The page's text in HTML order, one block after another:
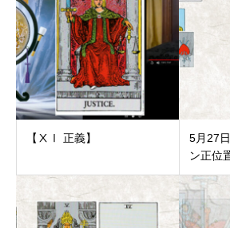
【ⅩⅠ 正義】
5月27
ン正位